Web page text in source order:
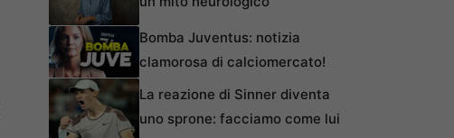
Bomba Juventus: notizia
clamorosa di calciomercato!
La reazione di Sinner diventa
uno sprone: facciamo come lui